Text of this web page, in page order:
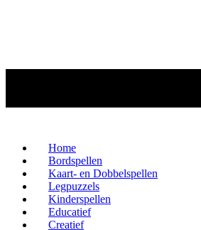
Home
Bordspellen
Kaart- en Dobbelspellen
Legpuzzels
Kinderspellen
Educatief
Creatief